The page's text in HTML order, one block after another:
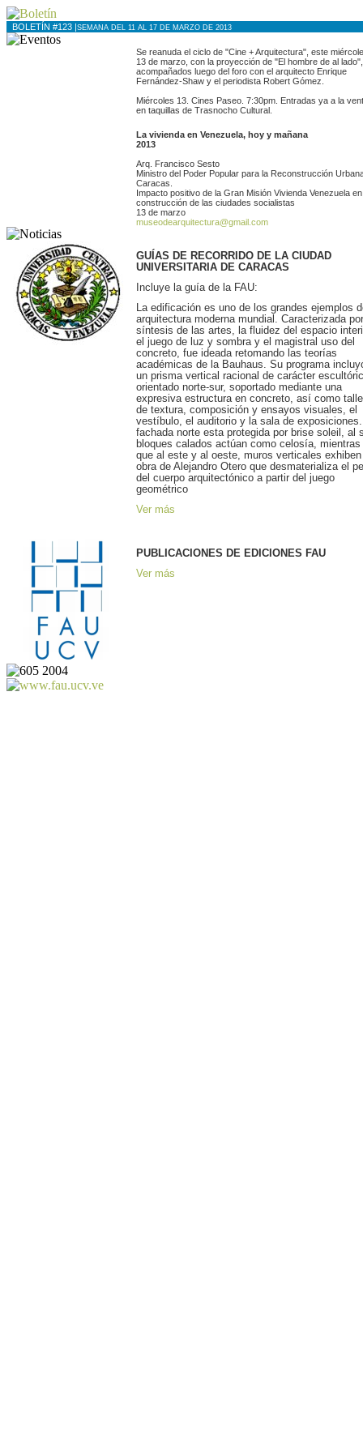
BOLETÍN #123 |SEMANA DEL 11 AL 17 DE MARZO DE 2013
Se reanuda el ciclo de "Cine + Arquitectura", este
13 de marzo, con la proyección de "El hombre de al lado",
acompañados luego del foro con el arquitecto Enrique
Fernández-Shaw y el periodista Robert Gómez.
Miércoles 13. Cines Paseo. 7:30pm. Entradas ya a la
en taquillas de Trasnocho Cultural.
La vivienda en Venezuela, hoy y mañana
2013
Arq. Francisco Sesto
Ministro del Poder Popular para la Reconstrucción
Caracas.
Impacto positivo de la Gran Misión Vivienda Venezuela
construcción de las ciudades socialistas
13 de marzo
museodearquitectura@gmail.com
GUÍAS DE RECORRIDO DE LA CIUDAD
UNIVERSITARIA DE CARACAS
Incluye la guía de la FAU:
La edificación es uno de los grandes ejemplos
arquitectura moderna mundial. Caracterizada
síntesis de las artes, la fluidez del espacio
el juego de luz y sombra y el magistral uso del
concreto, fue ideada retomando las teorías
académicas de la Bauhaus. Su programa
un prisma vertical racional de carácter
orientado norte-sur, soportado mediante una
expresiva estructura en concreto, así como
de textura, composición y ensayos visuales, el
vestíbulo, el auditorio y la sala de
fachada norte esta protegida por brise soleil, al
bloques calados actúan como celosía, mientras
que al este y al oeste, muros verticales
obra de Alejandro Otero que desmaterializa el
del cuerpo arquitectónico a partir del juego
geométrico
Ver más
PUBLICACIONES DE EDICIONES FAU
Ver más